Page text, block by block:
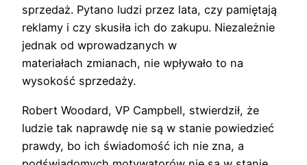
sprzedaż. Pytano ludzi przez lata, czy pamiętają
reklamy i czy skusiła ich do zakupu. Niezależnie
jednak od wprowadzanych w
materiałach zmianach, nie wpływało to na
wysokość sprzedaży.
Robert Woodard, VP Campbell, stwierdził, że
ludzie tak naprawdę nie są w stanie powiedzieć
prawdy, bo ich świadomość ich nie zna, a